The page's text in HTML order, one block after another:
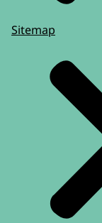
Sitemap